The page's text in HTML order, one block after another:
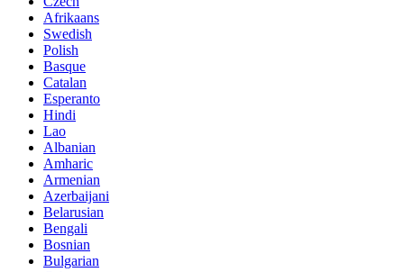
Afrikaans
Swedish
Polish
Basque
Catalan
Esperanto
Hindi
Lao
Albanian
Amharic
Armenian
Azerbaijani
Belarusian
Bengali
Bosnian
Bulgarian